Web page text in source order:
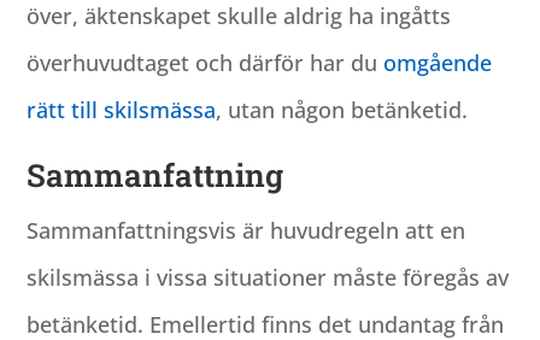
över, äktenskapet skulle aldrig ha ingåtts
överhuvudtaget och därför har du omgående
rätt till skilsmässa, utan någon betänketid.
Sammanfattning
Sammanfattningsvis är huvudregeln att en
skilsmässa i vissa situationer måste föregås av
betänketid. Emellertid finns det undantag från